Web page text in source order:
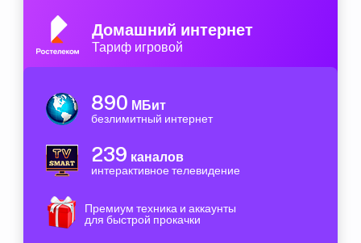
Домашний интернет
Тариф игровой
890 МБит
безлимитный интернет
239 каналов
интерактивное телевидение
Премиум техника и аккаунты
для быстрой прокачки